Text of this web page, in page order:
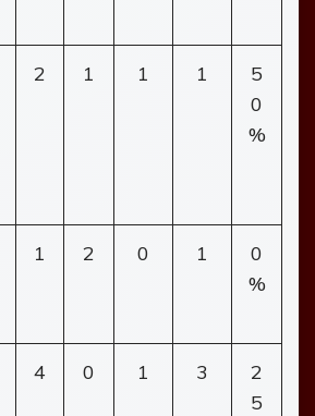
2 1 1 1
5
0
%
1 2 0 1
0
%
4 0 1 3
2
5